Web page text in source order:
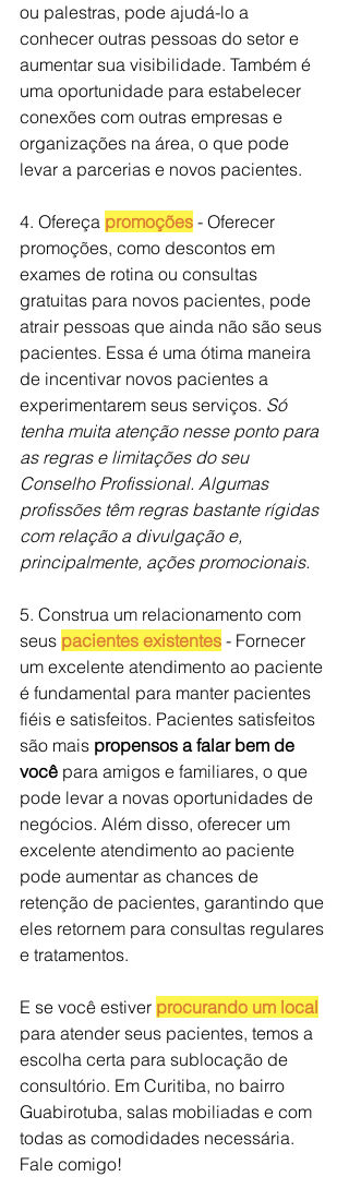
ou palestras, pode ajudá-lo a
conhecer outras pessoas do setor e
aumentar sua visibilidade. Também é
uma oportunidade para estabelecer
conexões com outras empresas e
organizações na área, o que pode
levar a parcerias e novos pacientes.
4. Ofereça promoções - Oferecer
promoções, como descontos em
exames de rotina ou consultas
gratuitas para novos pacientes, pode
atrair pessoas que ainda não são seus
pacientes. Essa é uma ótima maneira
de incentivar novos pacientes a
experimentarem seus serviços. Só
tenha muita atenção nesse ponto para
as regras e limitações do seu
Conselho Profissional. Algumas
profissões têm regras bastante rígidas
com relação a divulgação e,
principalmente, ações promocionais.
5. Construa um relacionamento com
seus pacientes existentes - Fornecer
um excelente atendimento ao paciente
é fundamental para manter pacientes
fiéis e satisfeitos. Pacientes satisfeitos
são mais propensos a falar bem de
você para amigos e familiares, o que
pode levar a novas oportunidades de
negócios. Além disso, oferecer um
excelente atendimento ao paciente
pode aumentar as chances de
retenção de pacientes, garantindo que
eles retornem para consultas regulares
e tratamentos.
E se você estiver procurando um local
para atender seus pacientes, temos a
escolha certa para sublocação de
consultório. Em Curitiba, no bairro
Guabirotuba, salas mobiliadas e com
todas as comodidades necessária.
Fale comigo!